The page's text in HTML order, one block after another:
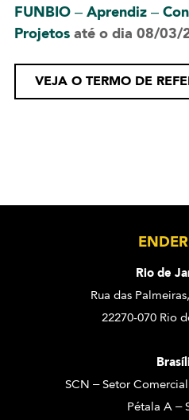
FUNBIO – Aprendiz –
Projetosaté o dia 08/03/
VEJA O TERMO DE
Rio de
Rua das
22270-070 Rio
SCN – Setor
Pétala A –